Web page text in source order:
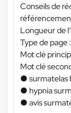
Conseils de
Longueur de
Type de page
Mot clé
Mot clé
● surmatelas
● hypnia
● avis